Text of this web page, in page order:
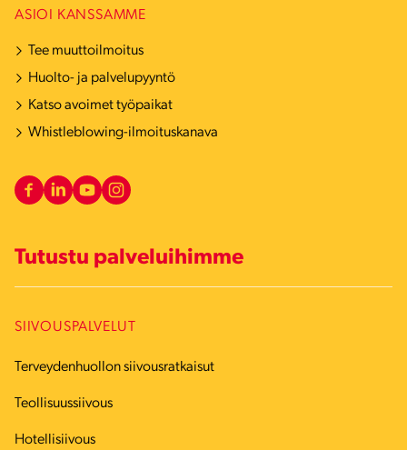
ASIOI KANSSAMME
Tee muuttoilmoitus
Huolto- ja palvelupyyntö
Katso avoimet työpaikat
Whistleblowing-ilmoituskanava
Tutustu palveluihimme
SIIVOUSPALVELUT
Terveydenhuollon siivousratkaisut
Teollisuussiivous
Hotellisiivous